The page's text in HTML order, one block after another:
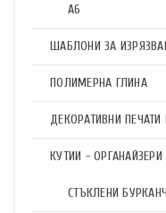
А6
ШАБЛОНИ ЗА
ПОЛИМЕРНА ГЛИНА
ДЕКОРАТИВНИ
КУТИИ - ОРГАНАЙЗЕРИ
СТЪКЛЕНИ